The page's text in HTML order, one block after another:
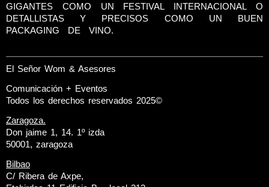
GIGANTES COMO UN FESTIVAL INTERNACIONAL O
DETALLISTAS Y PRECISOS COMO UN BUEN
PACKAGING DE VINO.
El Señor Wom & Asesores
Comunicación + Eventos
Todos los derechos reservados 2025©
Zaragoza.
Don jaime 1, 14. 1º izda
50001, zaragoza
Bilbao
C/ Ribera de Axpe,